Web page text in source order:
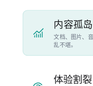
内容孤岛
文档、图片、
乱不堪。
体验割裂